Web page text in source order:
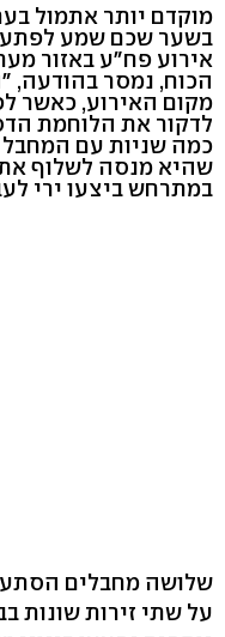
מוקדם יותר אתמול
בשער שכם שמע לפתע
אירוע פח"ע באזור
הכוח, נמסר בהודעה,
מקום האירוע, כאשר
לדקור את הלוחמת
כמה שניות עם
שהיא מנסה לשלוף
במתרחש ביצעו ירי
שלושה מחבלים
על שתי זירות שונות